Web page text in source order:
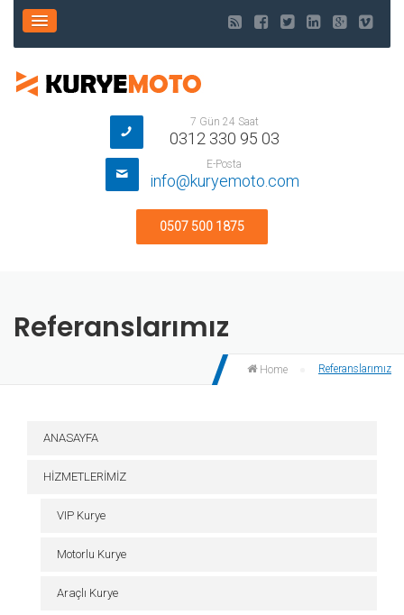
7 Gün 24 Saat
0312 330 95 03
E-Posta
info@kuryemoto.com
0507 500 1875
Referanslarımız
Home Referanslarımız
ANASAYFA
HİZMETLERİMİZ
VIP Kurye
Motorlu Kurye
Araçlı Kurye